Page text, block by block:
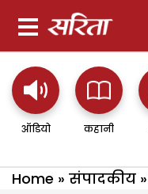
ऑडियो कहानी
Home » संपादकीय »